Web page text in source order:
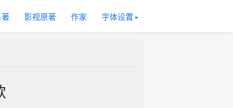
影视原著 作家 字体设置